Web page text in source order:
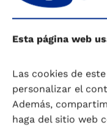
Esta página web
Las cookies de
personalizar el
Además,
haga del sitio web